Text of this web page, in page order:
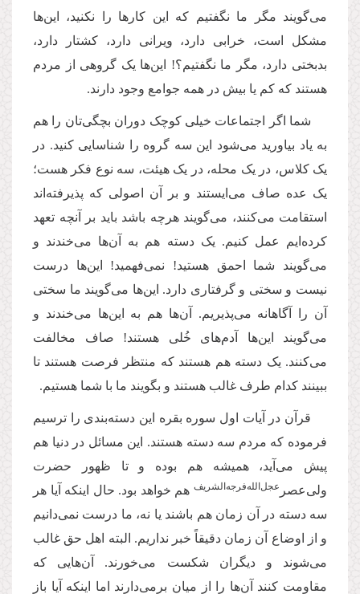
می‌گویند مگر ما نگفتیم که این کارها را نکنید، این‌ها
مشکل است، خرابی دارد، ویرانی دارد، کشتار دارد،
بدبختی دارد، مگر ما نگفتیم؟! این‌ها یک گروهی از مردم
هستند که کم یا بیش در همه جوامع وجود دارند.
شما اگر اجتماعات خیلی کوچک دوران بچگی‌تان را هم
به یاد بیاورید می‌شود این سه گروه را شناسایی کنید. در
یک کلاس، در یک محله، در یک هیئت، سه نوع فکر هست؛
یک عده صاف می‌ایستند و بر آن اصولی که پذیرفته‌اند
استقامت می‌کنند، می‌گویند هرچه باشد باید بر آنچه‌ تعهد
کرده‌ایم عمل کنیم. یک دسته هم به آن‌ها می‌خندند و
می‌گویند شما احمق هستید! نمی‌فهمید! این‌ها درست
نیست و سختی و گرفتاری دارد. این‌ها می‌گویند ما سختی
آن را آگاهانه می‌پذیریم. آن‌ها هم به این‌ها می‌خندند و
می‌گویند این‌ها آدم‌های خُلی هستند! صاف مخالفت
می‌کنند. یک دسته هم هستند که منتظر فرصت هستند تا
ببینند کدام طرف غالب هستند و بگویند ما با شما هستیم.
قرآن در آیات اول سوره بقره این دسته‌بندی را ترسیم
فرموده که مردم سه دسته هستند. این مسائل در دنیا هم
پیش می‌آید، همیشه هم بوده و تا ظهور حضرت
ولی‌عصر‌ عجل‌الله‌‌فرجه‌الشریف هم خواهد بود. حال اینکه آیا هر
سه دسته در آن زمان هم باشند یا نه، ما درست نمی‌دانیم
و از اوضاع آن زمان دقیقاً خبر نداریم. البته اهل حق غالب
می‌شوند و دیگران شکست می‌خورند. آن‌هایی که
مقاومت کنند آن‌ها را از میان برمی‌دارند اما اینکه آیا باز